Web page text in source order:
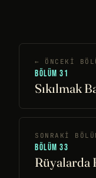
← ÖNCEKI
BÖLÜM 31
Sıkılmak
SONRAKI
BÖLÜM 33
Rüyalarda